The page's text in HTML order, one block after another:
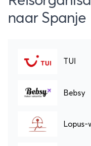
naar Spanje
TUI
Bebsy
Lopus-